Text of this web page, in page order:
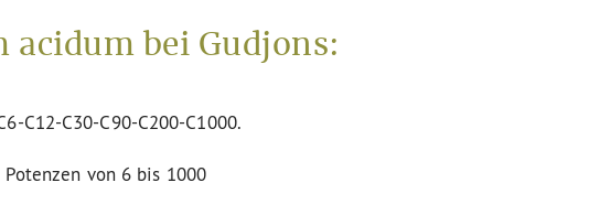
acidum bei Gudjons:
C12-C30-C90-C200-C1000.
von 6 bis 1000